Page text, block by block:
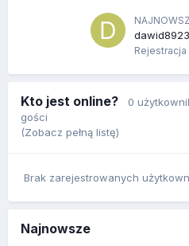
Rejestracja
Kto jest online? 0
gości
(Zobacz pełną listę)
Brak zarejestrowanych
Najnowsze